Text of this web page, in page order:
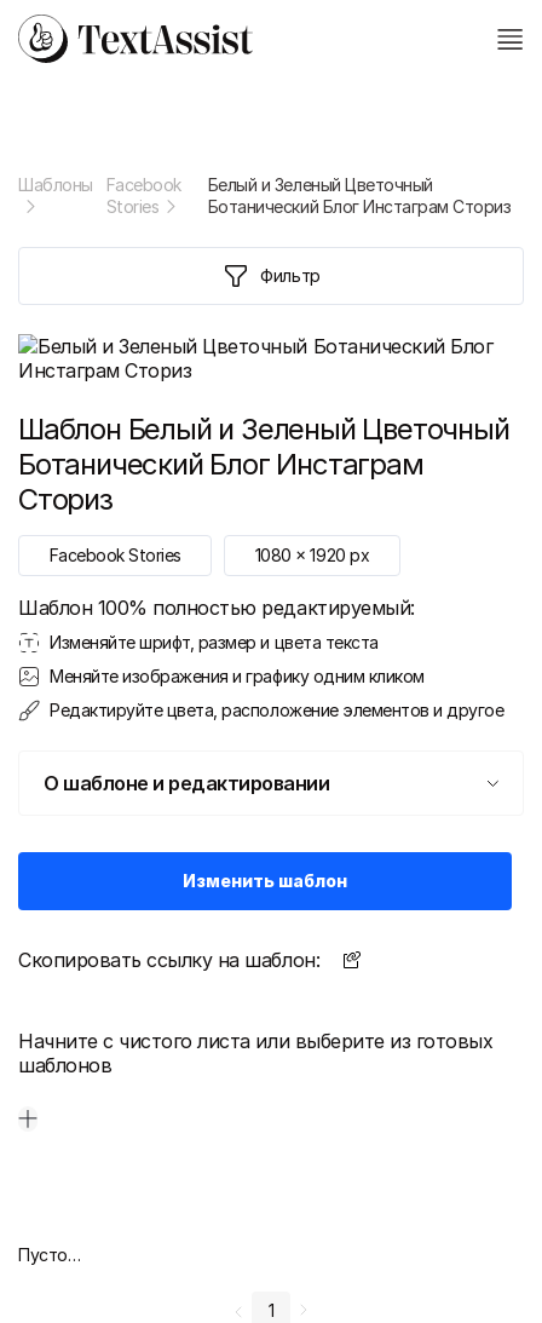
Шаблоны
Facebook
Stories
Белый и Зеленый Цветочный
Ботанический Блог Инстаграм Сториз
Фильтр
Шаблон Белый и Зеленый Цветочный
Ботанический Блог Инстаграм
Сториз
Facebook Stories 1080 x1920 px
Шаблон 100% полностью редактируемый:
Изменяйте шрифт, размер и цвета текста
Меняйте изображения и графику одним кликом
Редактируйте цвета, расположение элементов и другое
О шаблоне и редактировании
Изменить шаблон
Скопировать ссылку на шаблон:
Начните с чистого листа или выберите из готовых
шаблонов
Пустой дизайн-макет
1